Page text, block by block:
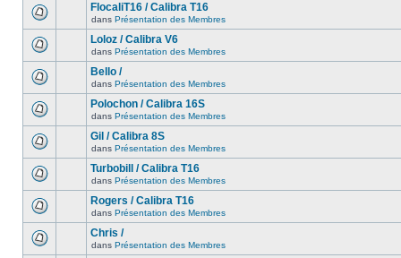
FlocaliT16 / Calibra T16
dans Présentation des Membres
Loloz / Calibra V6
dans Présentation des Membres
Bello /
dans Présentation des Membres
Polochon / Calibra 16S
dans Présentation des Membres
Gil / Calibra 8S
dans Présentation des Membres
Turbobill / Calibra T16
dans Présentation des Membres
Rogers / Calibra T16
dans Présentation des Membres
Chris /
dans Présentation des Membres